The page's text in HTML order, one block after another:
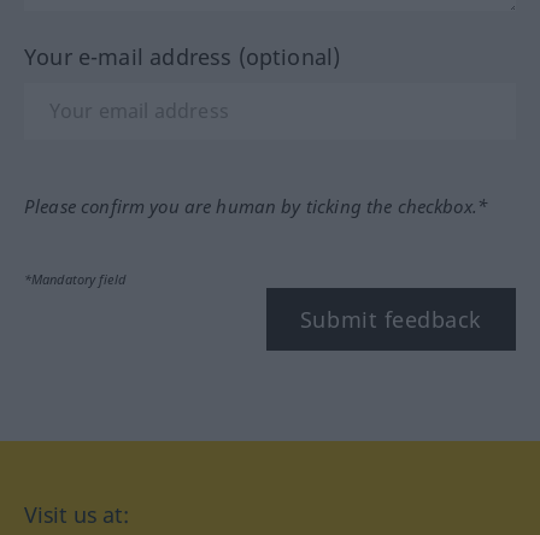
Your e-mail address (optional)
Please confirm you are human by ticking the checkbox.*
*Mandatory field
Submit feedback
Visit us at: